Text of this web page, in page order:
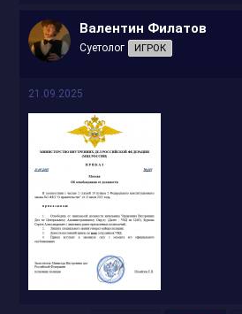
Валентин Филатов
Суетолог ИГРОК
21.09.2025